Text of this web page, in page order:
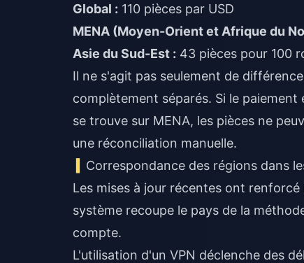
Global : 110 pièces par USD
MENA (Moyen-Orient et Afrique du
Asie du Sud-Est : 43 pièces pour 100
Il ne s'agit pas seulement de
complètement séparés. Si le
se trouve sur MENA, les pièces ne
une réconciliation manuelle.
Correspondance des régions dans
Les mises à jour récentes ont
système recoupe le pays de la
compte.
L'utilisation d'un VPN déclenche des